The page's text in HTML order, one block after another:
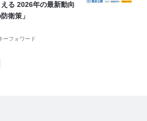
る 2026年の最新動向
衛策」
ーフォワード